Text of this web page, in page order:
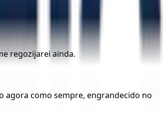
regozijarei ainda.
agora como sempre, engrandecido no